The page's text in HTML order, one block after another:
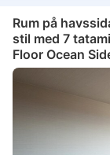
Rum på
stil med 7
Floor Ocean
Style Room 7